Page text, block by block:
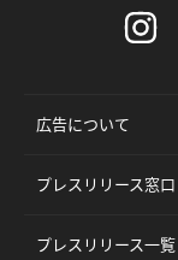
広告について
プレスリリース窓口
プレスリリース一覧